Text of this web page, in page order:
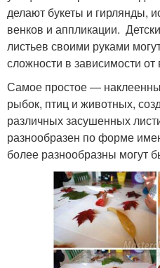
делают букеты и гирлянды,
венков и аппликации.
листьев своими руками
сложности в зависимости от
Самое простое —
рыбок, птиц и животных,
различных засушенных
разнообразен по форме
более разнообразны могут